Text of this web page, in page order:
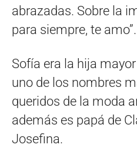
abrazadas. Sobre la
para siempre, te amo”.
Sofía era la hija
uno de los nombres
queridos de la moda
además es papá de
Josefina.